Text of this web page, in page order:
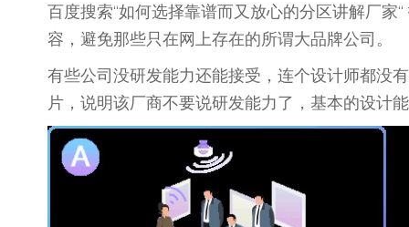
百度搜索“如何选择靠谱而又放心的分区讲解厂
容，避免那些只在网上存在的所谓大品牌公司。
有些公司没研发能力还能接受，连个设计师都没
片，说明该厂商不要说研发能力了，基本的设计